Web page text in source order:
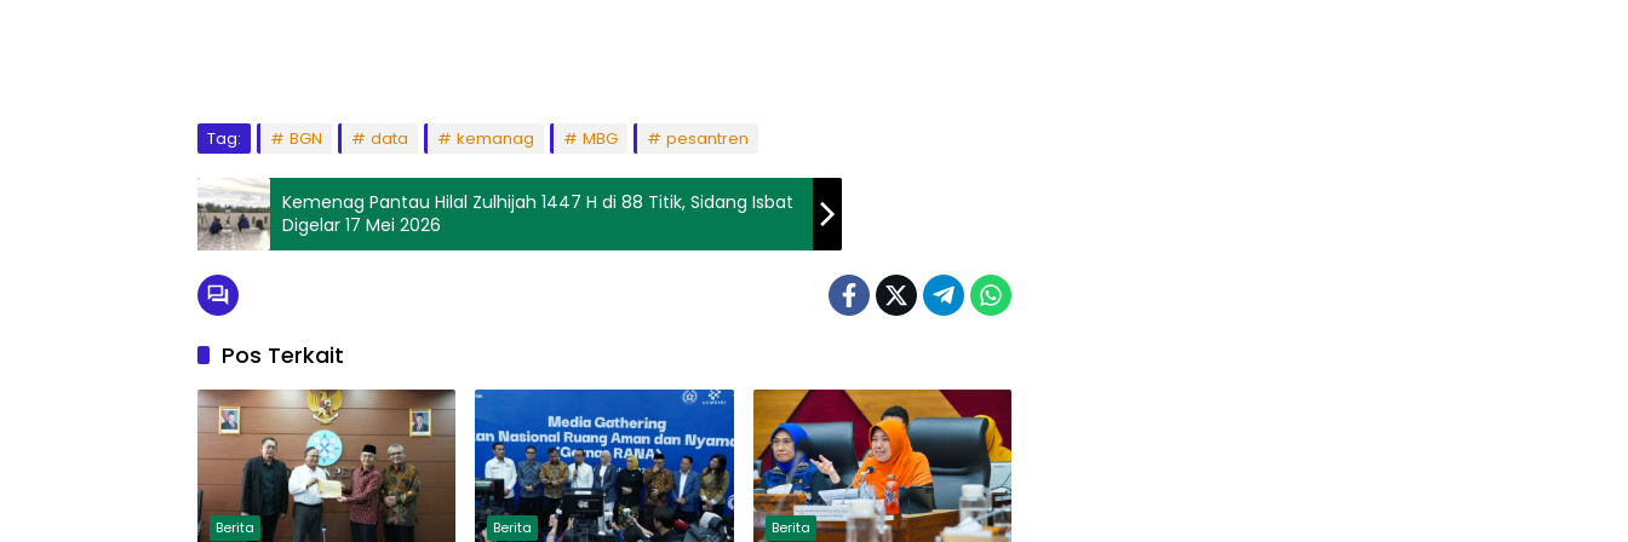
Tag: BGN data kemanag MBG pesantren
Kemenag Pantau Hilal Zulhijah 1447 H di 88 Titik, Sidang Isbat
Digelar 17 Mei 2026
Pos Terkait
Berita Berita Berita